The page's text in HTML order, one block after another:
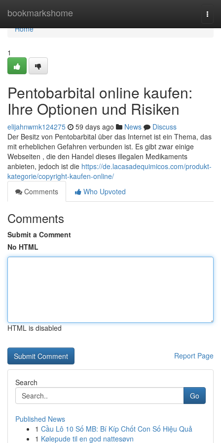
bookmarkshome
Home
Home
1
Pentobarbital online kaufen:
Ihre Optionen und Risiken
elijahnwmk124275 59 days ago News
Discuss
Der Besitz von Pentobarbital über das Internet ist ein Thema, das
mit erheblichen Gefahren verbunden ist. Es gibt zwar einige
Webseiten , die den Handel dieses illegalen Medikaments
anbieten, jedoch ist die https://de.lacasadequimicos.com/produkt-
kategorie/copyright-kaufen-online/
Comments
Who Upvoted
Comments
Submit a Comment
No HTML
HTML is disabled
Report Page
Search
Go
Published News
1 Cầu Lô 10 Số MB: Bí Kíp Chốt Con Số Hiệu Quả
1 Kølepude til en god nattesøvn